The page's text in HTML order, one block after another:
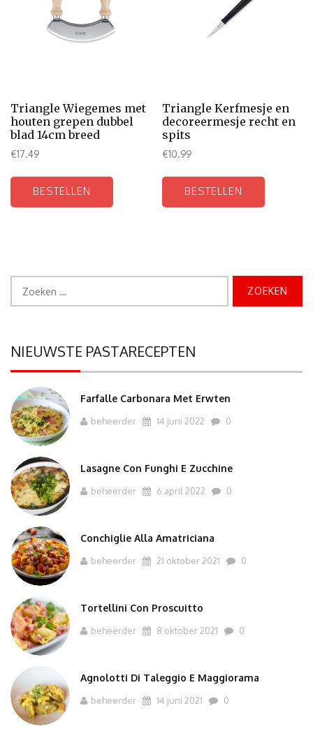
Triangle Wiegemes met
houten grepen dubbel
blad 14cm breed
€17.49
BESTELLEN
Triangle Kerfmesje en
decoreermesje recht en
spits
€10.99
BESTELLEN
NIEUWSTE PASTARECEPTEN
Farfalle Carbonara Met Erwten
beheerder 14 juni 2022 0
Lasagne Con Funghi E Zucchine
beheerder 6 april 2022 0
Conchiglie Alla Amatriciana
beheerder 21 oktober 2021 0
Tortellini Con Proscuitto
beheerder 8 oktober 2021 0
Agnolotti Di Taleggio E Maggiorama
beheerder 14 juni 2021 0